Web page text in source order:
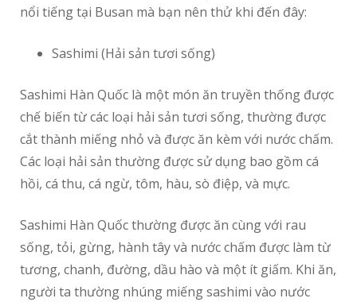
nổi tiếng tại Busan mà bạn nên thử khi đến đây:
Sashimi (Hải sản tươi sống)
Sashimi Hàn Quốc là một món ăn truyền thống được
chế biến từ các loại hải sản tươi sống, thường được
cắt thành miếng nhỏ và được ăn kèm với nước chấm.
Các loại hải sản thường được sử dụng bao gồm cá
hồi, cá thu, cá ngừ, tôm, hàu, sò điệp, và mực.
Sashimi Hàn Quốc thường được ăn cùng với rau
sống, tỏi, gừng, hành tây và nước chấm được làm từ
tương, chanh, đường, dầu hào và một ít giấm. Khi ăn,
người ta thường nhúng miếng sashimi vào nước